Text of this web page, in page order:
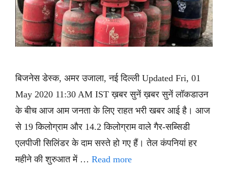
बिजनेस डेस्क, अमर उजाला, नई दिल्ली Updated Fri, 01
May 2020 11:30 AM IST ख़बर सुनें ख़बर सुनें लॉकडाउन
के बीच आज आम जनता के लिए राहत भरी खबर आई है। आज
से 19 किलोग्राम और 14.2 किलोग्राम वाले गैर-सब्सिडी
एलपीजी सिलिंडर के दाम सस्ते हो गए हैं। तेल कंपनियां हर
महीने की शुरुआत में … Read more